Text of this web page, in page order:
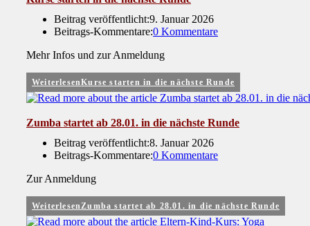
Beitrag veröffentlicht:9. Januar 2026
Beitrags-Kommentare:0 Kommentare
Mehr Infos und zur Anmeldung
WeiterlesenKurse starten in die nächste Runde
Zumba startet ab 28.01. in die nächste Runde
Beitrag veröffentlicht:8. Januar 2026
Beitrags-Kommentare:0 Kommentare
Zur Anmeldung
WeiterlesenZumba startet ab 28.01. in die nächste Runde